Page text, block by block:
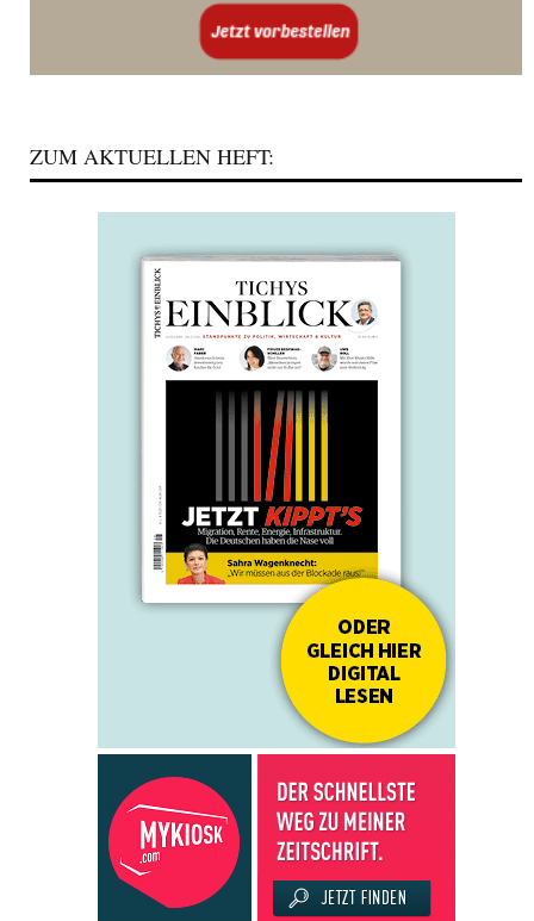
ZUM AKTUELLEN HEFT: